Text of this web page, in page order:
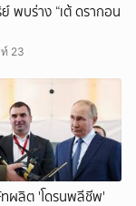
พบร่าง “เต้ ดรากอน
23
ทผลิต 'โดรนพลีชีพ'